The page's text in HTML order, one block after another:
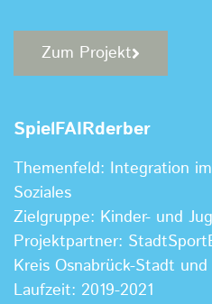
Zum Projekt
SpielFAIRderber
Themenfeld: Integration
Soziales
Zielgruppe: Kinder- und
Projektpartner:
Kreis Osnabrück-Stadt
Laufzeit: 2019-2021